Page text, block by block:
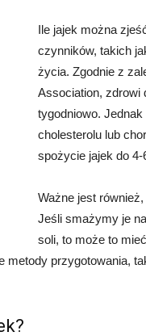
Ile jajek można
czynników, takich
życia. Zgodnie z
Association, zdrowi
tygodniowo.
cholesterolu lub
spożycie jajek do 4-
Ważne jest
Jeśli smażymy je
soli, to może to
przygotowania,